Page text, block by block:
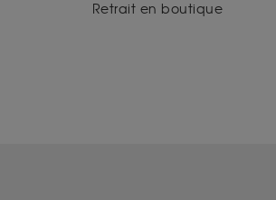
Retrait en boutique